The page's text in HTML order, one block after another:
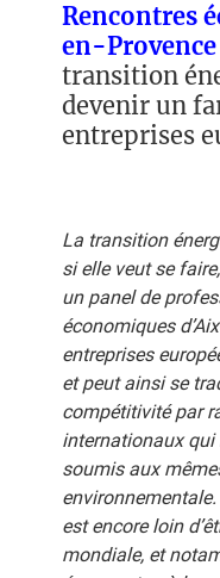
Rencontres
en-
transition
devenir un
entreprises
La transition
si elle veut se
un panel de
économiques
entreprises
et peut ainsi se
compétitivité par
internationaux
soumis aux
est encore loin
mondiale, et